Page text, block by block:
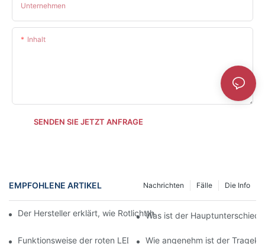
Unternehmen
Inhalt
SENDEN SIE JETZT ANFRAGE
EMPFOHLENE ARTIKEL Die Info
Fälle
Nachrichten
Der Hersteller erklärt, wie Rotlichttherapie die Hautgesundheit
Was ist der Hauptunterschied
Funktionsweise der roten LED-Gesichtsleuchte verstehen
Wie angenehm ist der